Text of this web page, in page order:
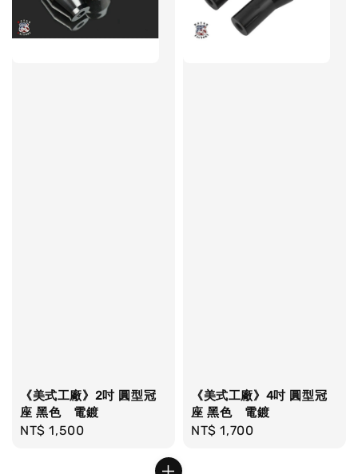
《美式工廠》2吋 圓型冠
座 黑色 電鍍
Regular
NT$ 1,500
《美式工廠》4吋 圓型冠
座 黑色 電鍍
Regular
NT$ 1,700